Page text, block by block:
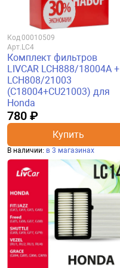
Код00010509
Арт. LC4
Комплект фильтров
LIVCAR LCH888/18004A +
LCH808/21003
(C18004+CU21003) для
Honda
780 ₽
Купить
В наличии: в 3 магазинах